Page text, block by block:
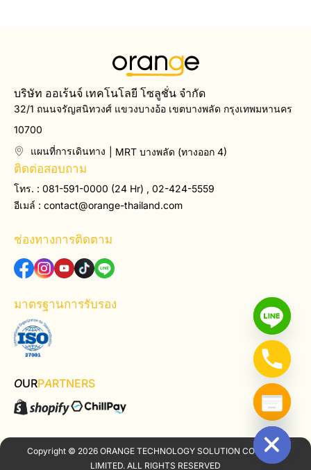
บริษัท ออเร้นจ์ เทคโนโลยี โซลูชั่น จำกัด
32/1 ถนนจรัญสนิทวงศ์ แขวงบางอ้อ เขตบางพลัด กรุงเทพมหานคร
10700
แผนที่การเดินทาง
| MRT บางพลัด (ทางออก 4)
ติดต่อสอบถาม
โทร. : 081-591-0000 (24 Hr) , 02-424-5559
อีเมล์ : contact@orange-thailand.com
ช่องทางการติดตาม
มาตรฐานการรับรอง
OURPARTNERS
Copyright © 2026 ORANGE TECHNOLOGY SOLUTION COMPANY
LIMITED. ALL RIGHTS RESERVED
Hide chaty